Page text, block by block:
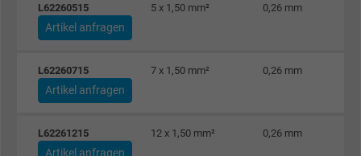
Anbieter Google LLC
Cookie von Google für Website-Analysen.
Besucher die Website nutzt.
L62260515 5 x 1,50 mm² 0,26 mm
Artikel anfragen
L62260715 7 x 1,50 mm² 0,26 mm
Artikel anfragen
L62261215 12 x 1,50 mm² 0,26 mm
Artikel anfragen